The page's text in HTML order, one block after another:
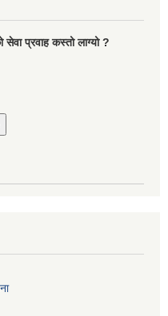
सेवा प्रवाह कस्तो लाग्यो ?